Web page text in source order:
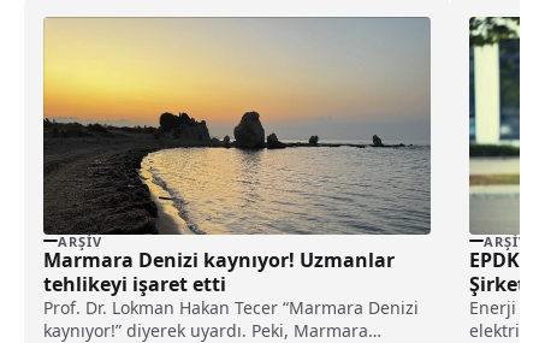
ARŞIV
Marmara Denizi kaynıyor! Uzmanlar
tehlikeyi işaret etti
Prof. Dr. Lokman Hakan Tecer “Marmara Denizi
kaynıyor!” diyerek uyardı. Peki, Marmara
ARŞIV
Enerji